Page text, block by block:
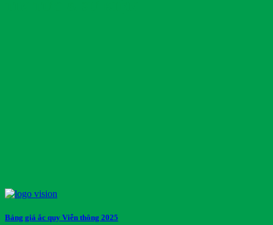
Bảng giá ắc quy Viễn thông 2025